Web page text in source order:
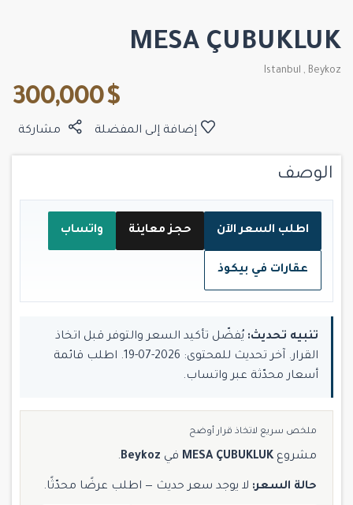
MESA ÇUBUKLUK
Istanbul , Beykoz
$ 300,000
مشاركة إضافة إلى المفضلة
الوصف
اطلب السعر الآن حجز معاينة واتساب
عقارات في بيكوذ
تنبيه تحديث: يُفضّل تأكيد السعر والتوفر قبل اتخاذ
القرار. آخر تحديث للمحتوى: 2026-07-19. اطلب قائمة
أسعار محدّثة عبر واتساب.
ملخص سريع لاتخاذ قرار أوضح
مشروعMESA ÇUBUKLUK في Beykoz
.
حالة السعر: لا يوجد سعر حديث — اطلب عرضًا محدّثًا.